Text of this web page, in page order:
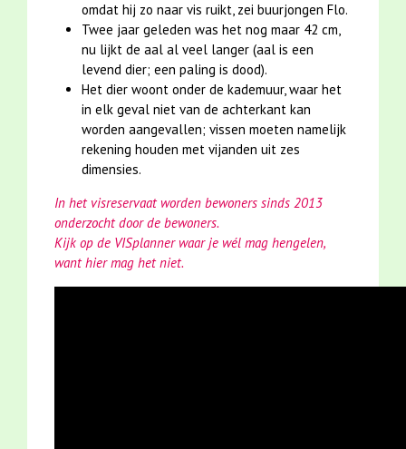
omdat hij zo naar vis ruikt, zei buurjongen Flo.
Twee jaar geleden was het nog maar 42 cm,
nu lijkt de aal al veel langer (aal is een
levend dier; een paling is dood).
Het dier woont onder de kademuur, waar het
in elk geval niet van de achterkant kan
worden aangevallen; vissen moeten namelijk
rekening houden met vijanden uit zes
dimensies.
In het visreservaat worden bewoners sinds 2013
onderzocht door de bewoners.
Kijk op de VISplanner waar je wél mag hengelen,
want hier mag het niet.